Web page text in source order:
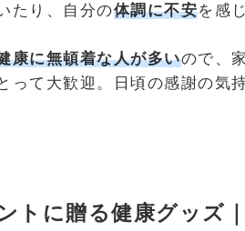
たり、自分の体調に不安を感
康に無頓着な人が多いので、
って大歓迎。日頃の感謝の気
トに贈る健康グッズ